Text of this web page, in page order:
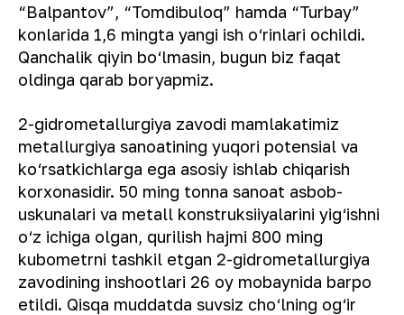
“Balpantov”, “Tomdibuloq” hamda “Turbay”
konlarida 1,6 mingta yangi ish o‘rinlari ochildi.
Qanchalik qiyin bo‘lmasin, bugun biz faqat
oldinga qarab boryapmiz.
2-gidrometallurgiya zavodi mamlakatimiz
metallurgiya sanoatining yuqori potensial va
ko‘rsatkichlarga ega asosiy ishlab chiqarish
korxonasidir. 50 ming tonna sanoat asbob-
uskunalari va metall konstruksiiyalarini yig‘ishni
o‘z ichiga olgan, qurilish hajmi 800 ming
kubometrni tashkil etgan 2-gidrometallurgiya
zavodining inshootlari 26 oy mobaynida barpo
etildi. Qisqa muddatda suvsiz cho‘lning og‘ir